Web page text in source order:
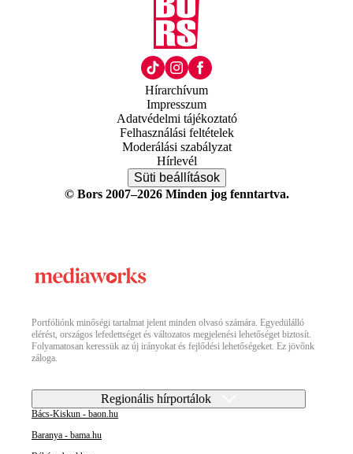
Hírarchívum
Impresszum
Adatvédelmi tájékoztató
Felhasználási feltételek
Moderálási szabályzat
Hírlevél
Süti beállítások
© Bors 2007–2026 Minden jog fenntartva.
Portfóliónk minőségi tartalmat jelent minden olvasó számára. Egyedülálló
elérést, országos lefedettséget és változatos megjelenési lehetőséget biztosít.
Folyamatosan keressük az új irányokat és fejlődési lehetőségeket. Ez jövőnk
záloga.
Regionális hírportálok
Bács-Kiskun - baon.hu
Baranya - bama.hu